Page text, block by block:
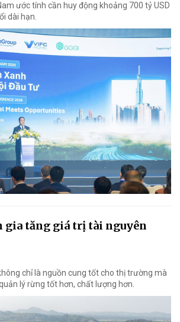
ước tính cần huy động khoảng 700 tỷ USD
dài hạn.
gia tăng giá trị tài nguyên
chỉ là nguồn cung tốt cho thị trường mà
lý rừng tốt hơn, chất lượng hơn.